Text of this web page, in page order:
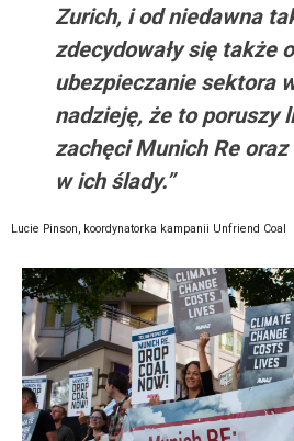
Zurich, i od niedawna
zdecydowały się także
ubezpieczanie sektora
nadzieję, że to poruszy
zachęci Munich Re
w ich ślady.”
Lucie Pinson, koordynatorka kampanii Unfriend Coal